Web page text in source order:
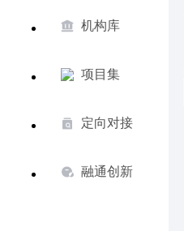
机构库
项目集
定向对接
融通创新